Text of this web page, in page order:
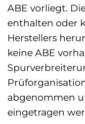
ABE vorliegt.
enthalten oder
Herstellers
keine ABE
abgenommen
eingetragen